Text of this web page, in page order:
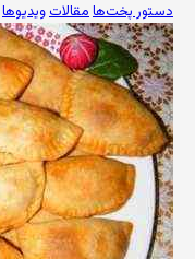
دستور پخت‌هامقالاتویدیوها